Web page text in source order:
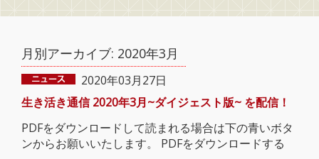
月別アーカイブ: 2020年3月
2020年03月27日
生き活き通信 2020年3月~ダイジェスト版~ を配信！
PDFをダウンロードして読まれる場合は下の青いボタ
ンからお願いいたします。 PDFをダウンロードする